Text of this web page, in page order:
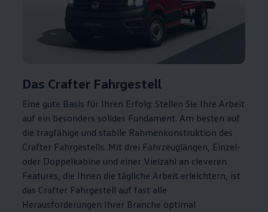
Das Crafter Fahrgestell
Eine gute Basis für Ihren Erfolg: Stellen Sie Ihre Arbeit
auf ein besonders solides Fundament. Am besten auf
die tragfähige und stabile Rahmenkonstruktion des
Crafter Fahrgestells. Mit drei Fahrzeuglängen, Einzel-
oder Doppelkabine und einer Vielzahl an cleveren
Features, die Ihnen die tägliche Arbeit erleichtern, ist
das Crafter Fahrgestell auf fast alle
Herausforderungen Ihrer Branche optimal